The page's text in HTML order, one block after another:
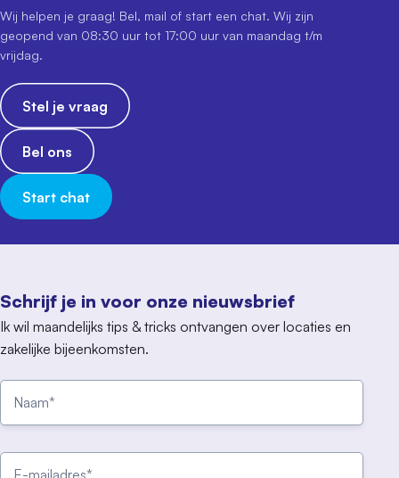
Schrijf je in voor onze nieuwsbrief
Ik wil maandelijks tips & tricks ontvangen over locaties en
zakelijke bijeenkomsten.
Wij helpen je graag! Bel, mail of start een chat. Wij zijn
geopend van 08:30 uur tot 17:00 uur van maandag t/m
vrijdag.
Stel je vraag
Bel ons
Start chat